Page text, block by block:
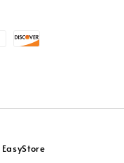
EasyStore